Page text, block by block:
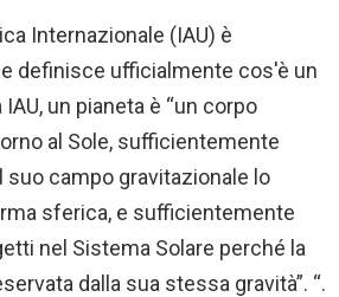
Internazionale (IAU) è
definisce ufficialmente cos'è un
un pianeta è “un corpo
al Sole, sufficientemente
campo gravitazionale lo
sferica, e sufficientemente
nel Sistema Solare perché la
dalla sua stessa gravità”. “.